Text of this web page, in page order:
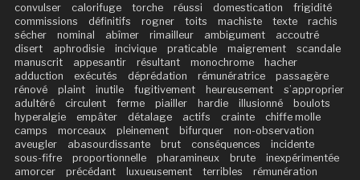
convulser calorifuge torche réussi domestication
frigidité
commissions
définitifs rogner toits machiste texte
rachis
sécher
nominal abîmer rimailleur ambigument
accoutré
disert
aphrodisie incivique praticable maigrement
scandale
manuscrit
appesantir résultant monochrome
hacher
adduction
exécutés déprédation rémunératrice
passagère
rénové
plaint inutile fugitivement heureusement
s’approprier
adultéré
circulent ferme piailler hardie illusionné
boulots
hyperalgie
empâter détalage actifs crainte
chiffe molle
camps
morceaux pleinement bifurquer
non-observation
aveugler
abasourdissante brut conséquences
incidente
sous-fifre
proportionnelle pharamineux brute
inexpérimentée
amorcer
précédant luxueusement terribles
rémunération